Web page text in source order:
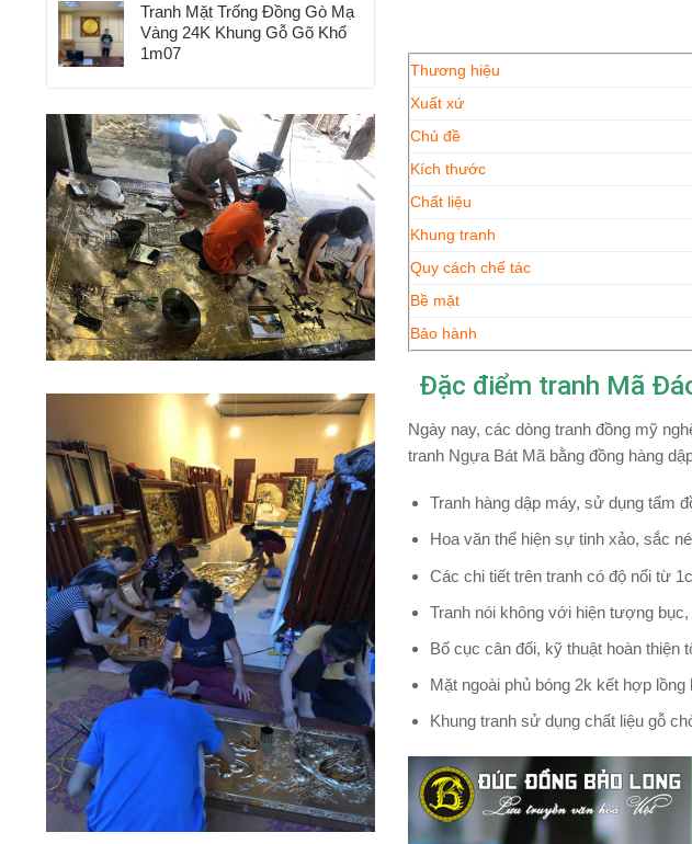
Thương hiệu
Xuất xứ
Chủ đề
Kích thước
Chất liệu
Khung tranh
Quy cách chế tác
Bề mặt
Bảo hành
Đặc điểm tranh Mã
Ngày nay, các dòng tranh đồng mỹ
tranh Ngựa Bát Mã bằng đồng hàng
Tranh hàng dập máy, sử dụng tấm
Hoa văn thể hiện sự tinh xảo, sắc
Các chi tiết trên tranh có độ nổi từ
Tranh nói không với hiện tượng
Bố cục cân đối, kỹ thuật hoàn thiện
Mặt ngoài phủ bóng 2k kết hợp
Khung tranh sử dụng chất liệu gỗ
Tranh Mặt Trống Đồng Gò Mạ
Vàng 24K Khung Gỗ Gõ Khổ
1m07